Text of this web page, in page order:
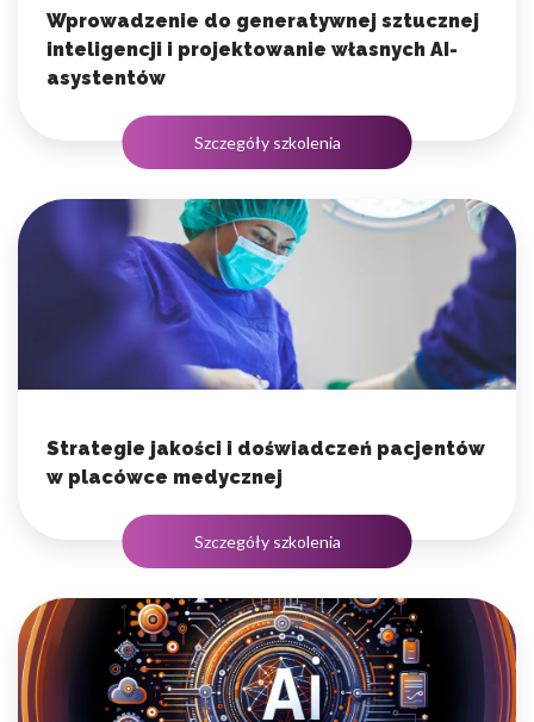
Wprowadzenie do generatywnej sztucznej
inteligencji i projektowanie własnych AI-
asystentów
Szczegóły szkolenia
Strategie jakości i doświadczeń pacjentów
w placówce medycznej
Szczegóły szkolenia